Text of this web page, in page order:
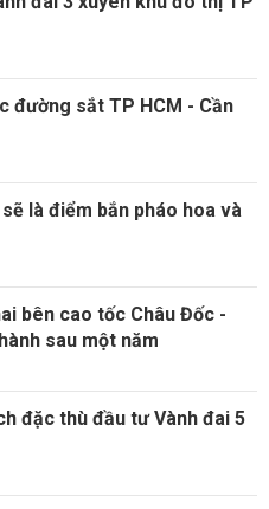
đường sắt TP HCM - Cần
là điểm bắn pháo hoa và
bên cao tốc Châu Đốc -
sau một năm
đặc thù đầu tư Vành đai 5